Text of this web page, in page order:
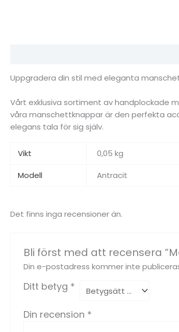
Uppgradera din stil med eleganta
Vårt exklusiva sortiment av handplockade
våra manschettknappar är den perfekta
elegans tala för sig själv.
Vikt 0,05 kg
Modell Antracit
Det finns inga recensioner än.
Bli först med att recensera
Din e-postadress kommer inte
Ditt betyg *
Din recension *